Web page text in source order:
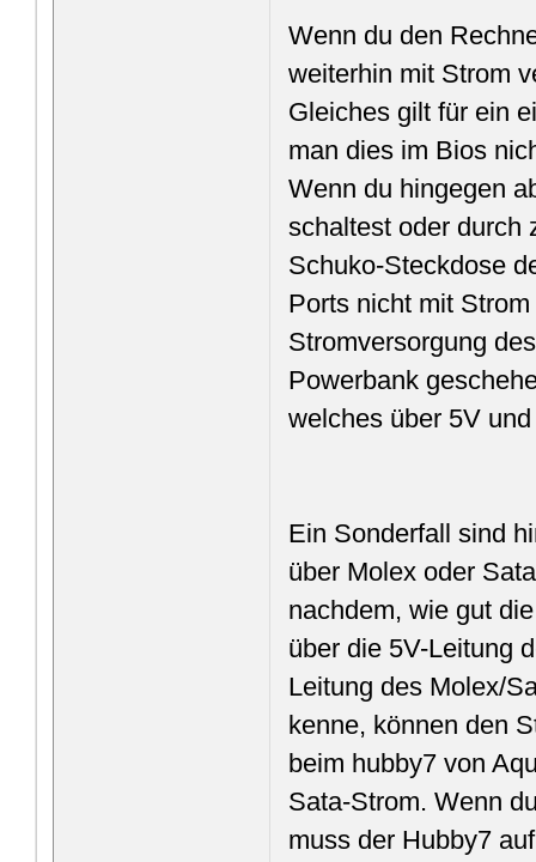
Wenn du den
weiterhin mit Strom
Gleiches gilt für ein
man dies im Bios
Wenn du hingegen
schaltest oder durch
Schuko-Steckdose
Ports nicht mit
Stromversorgung
Powerbank
welches über 5V
Ein Sonderfall sind
über Molex oder
nachdem, wie gut
über die 5V-Leitung
Leitung des Molex/
kenne, können den
beim hubby7 von
Sata-Strom. Wenn
muss der Hubby7